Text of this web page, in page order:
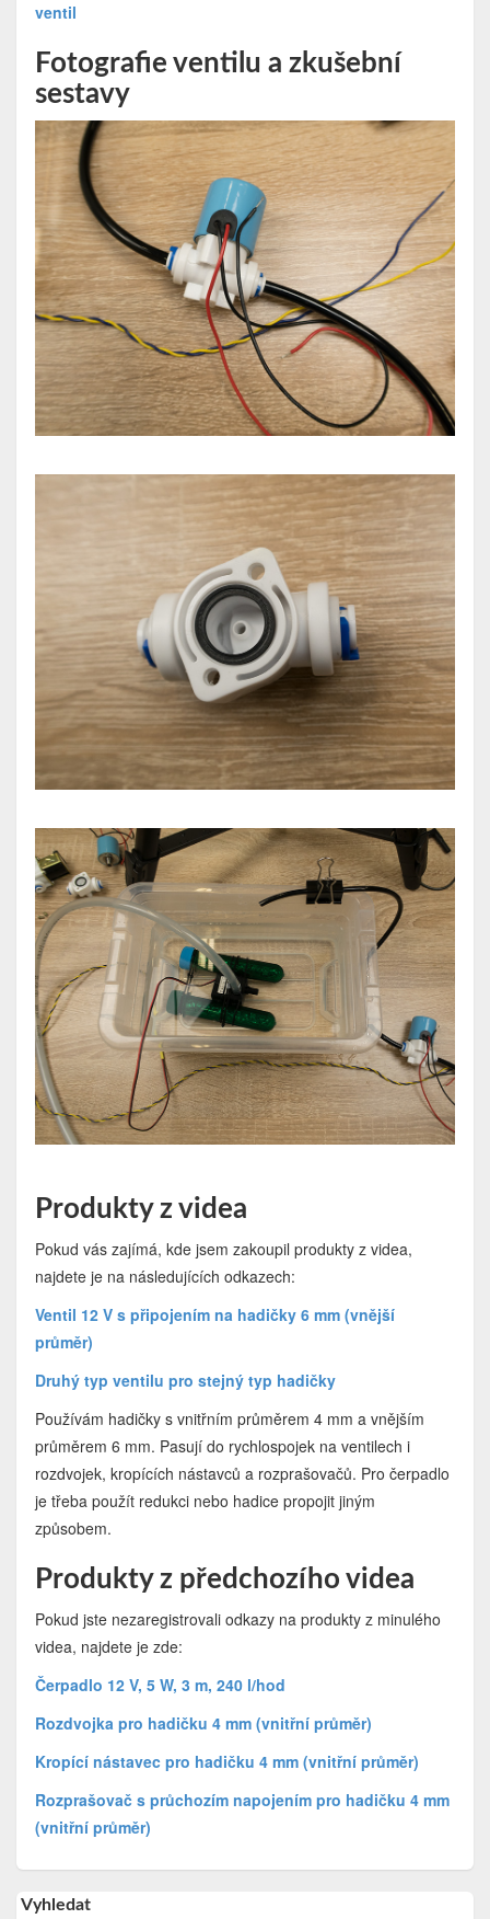
ventil
Fotografie ventilu a zkušební
sestavy
Produkty z videa
Pokud vás zajímá, kde jsem zakoupil produkty z videa,
najdete je na následujících odkazech:
Ventil 12 V s připojením na hadičky 6 mm (vnější
průměr)
Druhý typ ventilu pro stejný typ hadičky
Používám hadičky s vnitřním průměrem 4 mm a vnějším
průměrem 6 mm. Pasují do rychlospojek na ventilech i
rozdvojek, kropících nástavců a rozprašovačů. Pro čerpadlo
je třeba použít redukci nebo hadice propojit jiným
způsobem.
Produkty z předchozího videa
Pokud jste nezaregistrovali odkazy na produkty z minulého
videa, najdete je zde:
Čerpadlo 12 V, 5 W, 3 m, 240 l/hod
Rozdvojka pro hadičku 4 mm (vnitřní průměr)
Kropící nástavec pro hadičku 4 mm (vnitřní průměr)
Rozprašovač s průchozím napojením pro hadičku 4 mm
(vnitřní průměr)
Vyhledat